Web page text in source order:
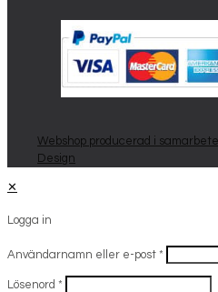
Webshop producerad i
Design
✕
Logga in
Användarnamn eller e-post *
Lösenord *